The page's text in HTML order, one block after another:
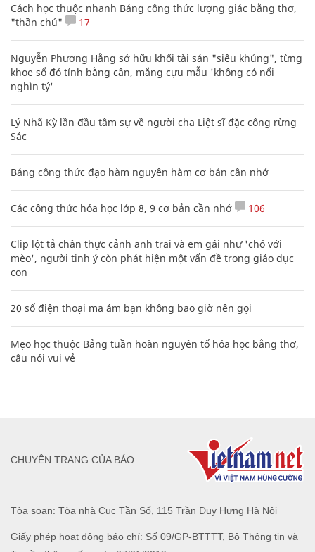
Cách học thuộc nhanh Bảng công thức lượng giác bằng thơ,
"thần chú"
17
Nguyễn Phương Hằng sở hữu khối tài sản "siêu khủng", từng
khoe sổ đỏ tính bằng cân, mắng cựu mẫu 'không có nổi
nghìn tỷ'
Lý Nhã Kỳ lần đầu tâm sự về người cha Liệt sĩ đặc công rừng
Sác
Bảng công thức đạo hàm nguyên hàm cơ bản cần nhớ
Các công thức hóa học lớp 8, 9 cơ bản cần nhớ 106
Clip lột tả chân thực cảnh anh trai và em gái như 'chó với
mèo', người tinh ý còn phát hiện một vấn đề trong giáo dục
con
20 số điện thoại ma ám bạn không bao giờ nên gọi
Mẹo học thuộc Bảng tuần hoàn nguyên tố hóa học bằng thơ,
câu nói vui vẻ
Tòa soạn: Tòa nhà Cục Tần Số, 115 Trần Duy Hưng Hà Nội
Giấy phép hoạt động báo chí: Số 09/GP-BTTTT, Bộ Thông tin và
CHUYÊN TRANG CỦA BÁO